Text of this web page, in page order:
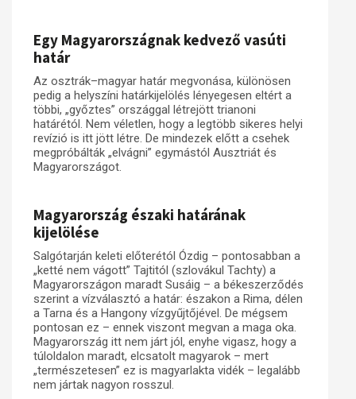
Egy Magyarországnak kedvező vasúti
határ
Az osztrák–magyar határ megvonása, különösen
pedig a helyszíni határkijelölés lényegesen eltért a
többi, „győztes” országgal létrejött trianoni
határétól. Nem véletlen, hogy a legtöbb sikeres helyi
revízió is itt jött létre. De mindezek előtt a csehek
megpróbálták „elvágni” egymástól Ausztriát és
Magyarországot.
Magyarország északi határának
kijelölése
Salgótarján keleti előterétól Ózdig – pontosabban a
„ketté nem vágott” Tajtitól (szlovákul Tachty) a
Magyarországon maradt Susáig – a békeszerződés
szerint a vízválasztó a határ: északon a Rima, délen
a Tarna és a Hangony vízgyűjtőjével. De mégsem
pontosan ez – ennek viszont megvan a maga oka.
Magyarország itt nem járt jól, enyhe vigasz, hogy a
túloldalon maradt, elcsatolt magyarok – mert
„természetesen” ez is magyarlakta vidék – legalább
nem jártak nagyon rosszul.